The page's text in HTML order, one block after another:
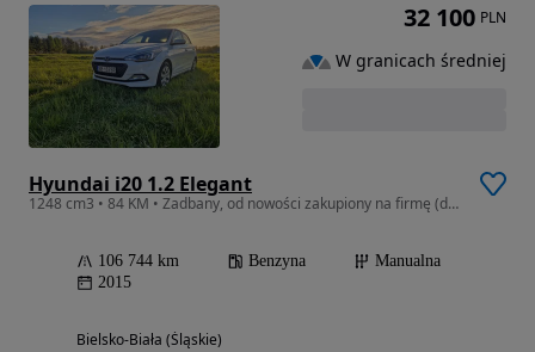
Hyundai i20 1.2 Elegant
1248 cm3 • 84 KM • Zadbany, od nowości zakupiony na firmę (dla księgowej), tylko faktura.
106 744 km Benzyna
Manualna
2015
Bielsko-Biała (Śląskie)
32 100 PLN
W granicach średniej